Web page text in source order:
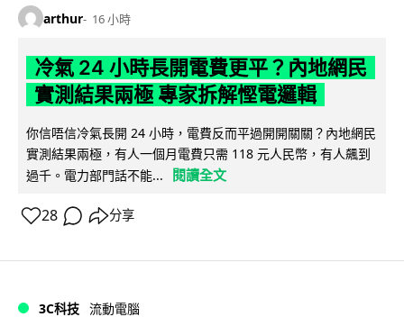
arthur 16 小時
冷氣 24 小時長開電費更平？內地網民
實測結果兩極 專家拆解慳電邏輯
你信唔信冷氣長開 24 小時，電費反而平過開開關關？內地網民
實測結果兩極，有人一個月電費只需 118 元人民幣，有人飆到
過千。電力部門話不能...
閱讀全文
28 分享
3C科技 流動電腦